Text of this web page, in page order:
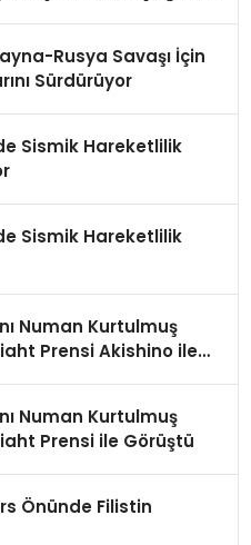
Rusya Savaşı İçin
Sürdürüyor
Sismik Hareketlilik
Sismik Hareketlilik
Numan Kurtulmuş
Prensi Akishino ile
Numan Kurtulmuş
Prensi ile Görüştü
Önünde Filistin